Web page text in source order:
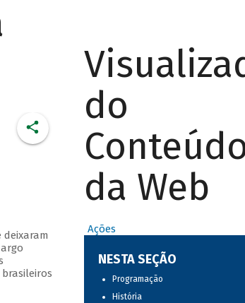
do
da Web
Ações
NESTA SEÇÃO
Programação
História